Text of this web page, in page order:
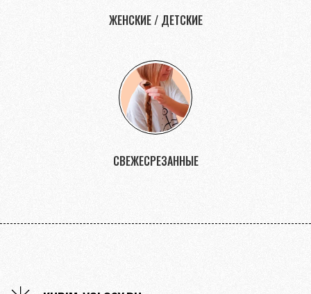
ЖЕНСКИЕ / ДЕТСКИЕ
СВЕЖЕСРЕЗАННЫЕ